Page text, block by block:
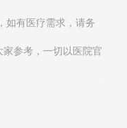
如有医疗需求，请务
参考，一切以医院官